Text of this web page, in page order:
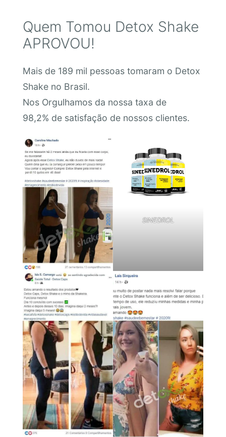
Quem Tomou Detox Shake
APROVOU!
Mais de 189 mil pessoas tomaram o Detox
Shake no Brasil.
Nos Orgulhamos da nossa taxa de
98,2% de satisfação de nossos clientes.
SINEDROL